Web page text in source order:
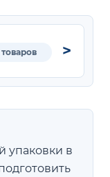
упаковки в